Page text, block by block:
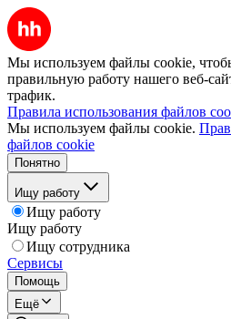
Мы используем файлы cookie,
правильную работу нашего веб-
трафик.
Правила использования файлов
Мы используем файлы cookie.
файлов cookie
Понятно
Ищу работу
Ищу работу
Ищу работу
Ищу сотрудника
Сервисы
Помощь
Ещё